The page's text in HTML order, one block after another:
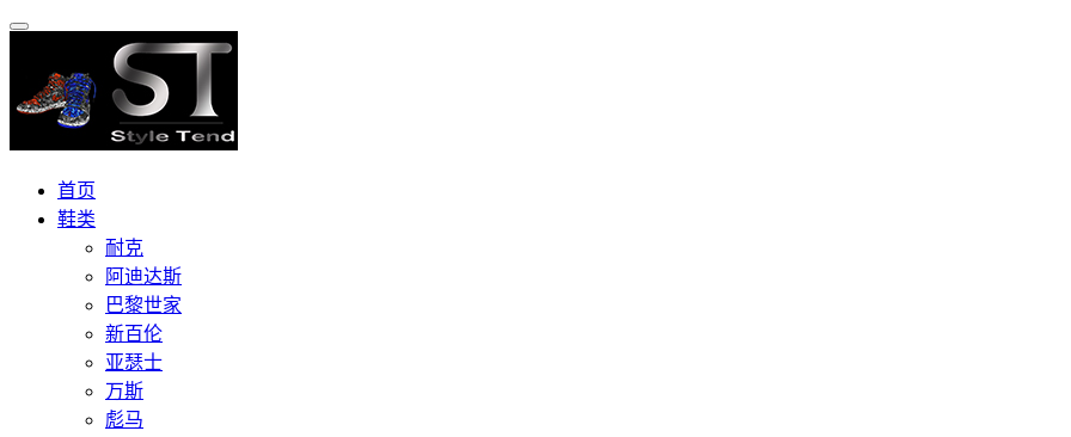
首页
鞋类
耐克
阿迪达斯
巴黎世家
新百伦
亚瑟士
万斯
彪马